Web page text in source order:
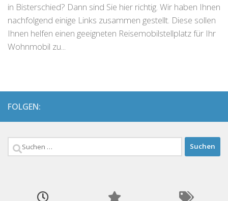
in Bisterschied? Dann sind Sie hier richtig. Wir haben Ihnen
nachfolgend einige Links zusammen gestellt. Diese sollen
Ihnen helfen einen geeigneten Reisemobilstellplatz für Ihr
Wohnmobil zu...
FOLGEN:
Suchen